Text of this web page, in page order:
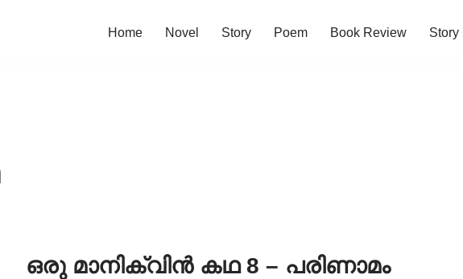
Home Novel Story Poem Book Review Story
ഒരു മാനിക്വിൻ കഥ 8 – പരിണാമം